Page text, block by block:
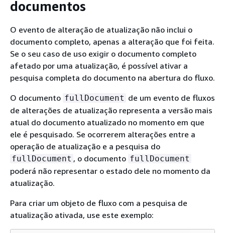
documentos
O evento de alteração de atualização não inclui o
documento completo, apenas a alteração que foi feita.
Se o seu caso de uso exigir o documento completo
afetado por uma atualização, é possível ativar a
pesquisa completa do documento na abertura do fluxo.
O documento fullDocument de um evento de fluxos
de alterações de atualização representa a versão mais
atual do documento atualizado no momento em que
ele é pesquisado. Se ocorrerem alterações entre a
operação de atualização e a pesquisa do
fullDocument , o documento fullDocument
poderá não representar o estado dele no momento da
atualização.
Para criar um objeto de fluxo com a pesquisa de
atualização ativada, use este exemplo: